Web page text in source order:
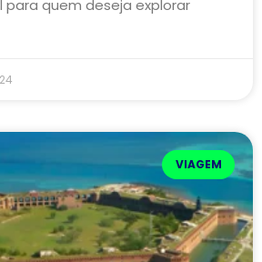
para quem deseja explorar
VIAGEM